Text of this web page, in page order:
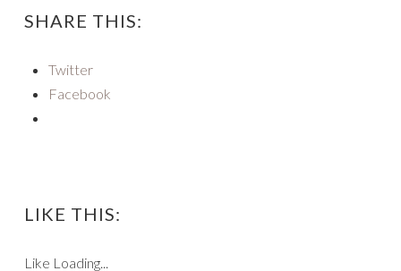
SHARE THIS:
Twitter
Facebook
LIKE THIS:
Like Loading...